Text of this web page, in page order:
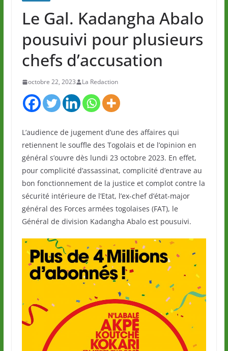
Le Gal. Kadangha Abalo
pousuivi pour plusieurs
chefs d’accusation
octobre 22, 2023 La Redaction
L’audience de jugement d’une des affaires qui
retiennent le souffle des Togolais et de l’opinion en
général s’ouvre dès lundi 23 octobre 2023. En effet,
pour complicité d’assassinat, complicité d’entrave au
bon fonctionnement de la justice et complot contre la
sécurité intérieure de l’Etat, l’ex-chef d’état-major
général des Forces armées togolaises (FAT), le
Général de division Kadangha Abalo est pousuivi.